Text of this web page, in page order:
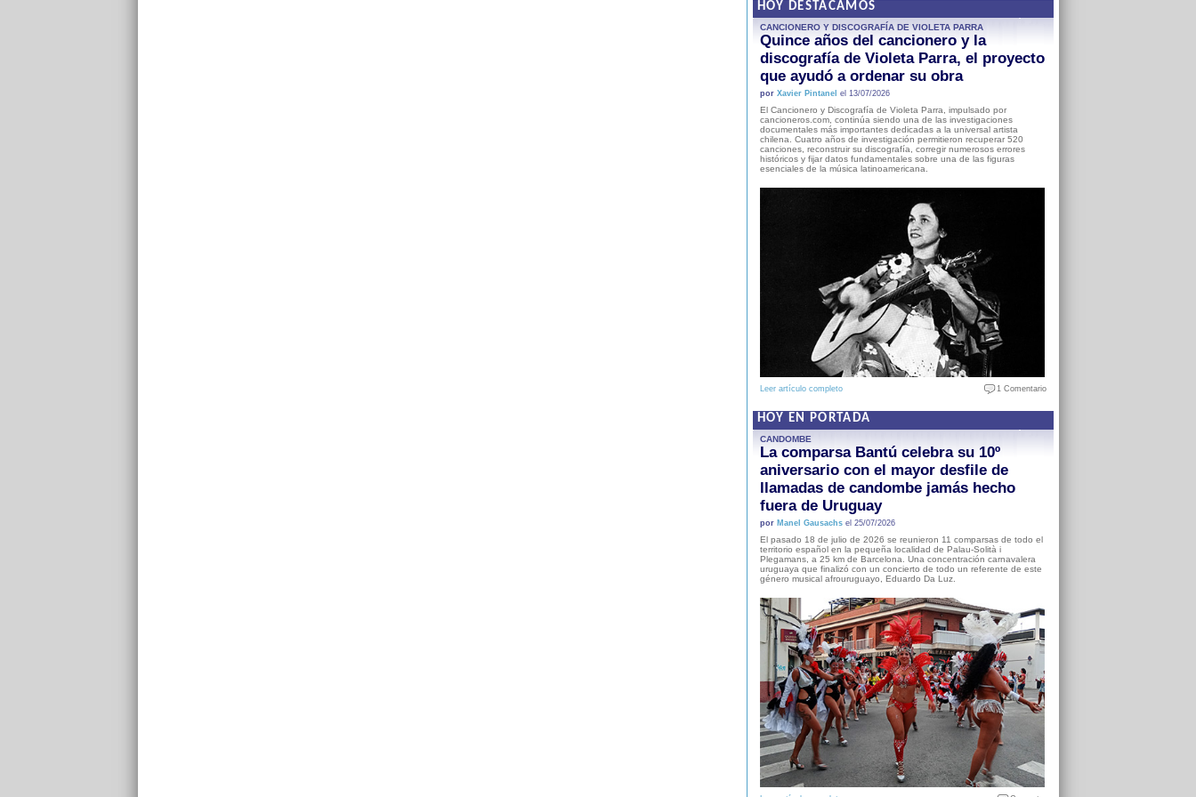
HOY DESTACAMOS
CANCIONERO Y DISCOGRAFÍA DE VIOLETA PARRA
Quince años del cancionero y la
discografía de Violeta Parra, el proyecto
que ayudó a ordenar su obra
por Xavier Pintanel el 13/07/2026
El Cancionero y Discografía de Violeta Parra, impulsado por
cancioneros.com, continúa siendo una de las investigaciones
documentales más importantes dedicadas a la universal artista
chilena. Cuatro años de investigación permitieron recuperar 520
canciones, reconstruir su discografía, corregir numerosos errores
históricos y fijar datos fundamentales sobre una de las figuras
esenciales de la música latinoamericana.
Leer artículo completo 1 Comentario
HOY EN PORTADA
CANDOMBE
La comparsa Bantú celebra su 10º
aniversario con el mayor desfile de
llamadas de candombe jamás hecho
fuera de Uruguay
por Manel Gausachsel 25/07/2026
El pasado 18 de julio de 2026 se reunieron 11 comparsas de todo el
territorio español en la pequeña localidad de Palau-Solità i
Plegamans, a 25 km de Barcelona. Una concentración carnavalera
uruguaya que finalizó con un concierto de todo un referente de este
género musical afrouruguayo, Eduardo Da Luz.